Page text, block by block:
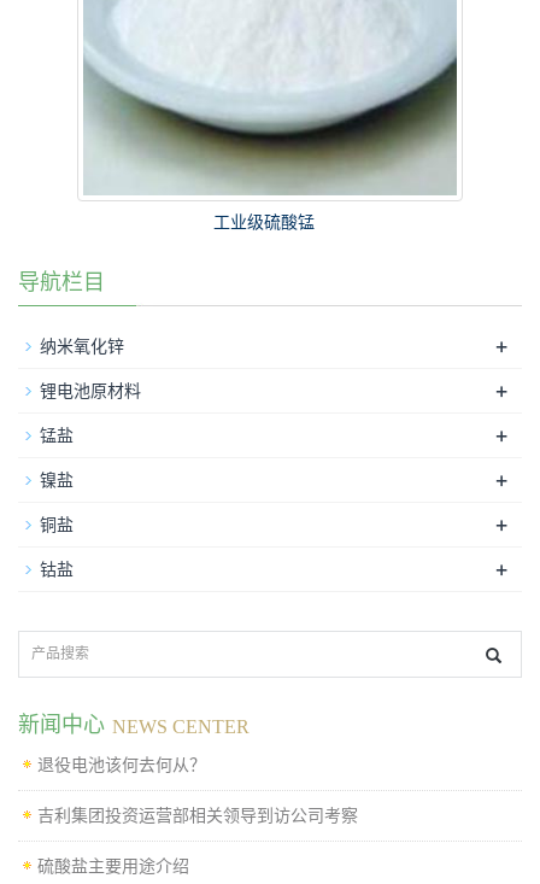
工业级硫酸锰
导航栏目
纳米氧化锌 +
锂电池原材料 +
锰盐 +
镍盐 +
铜盐 +
钴盐 +
新闻中心 NEWS CENTER
退役电池该何去何从？
吉利集团投资运营部相关领导到访公司考察
硫酸盐主要用途介绍